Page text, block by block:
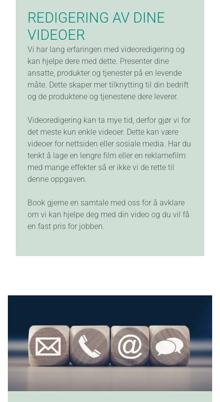
OM OSS
KONTAKT OSS
REDIGERING AV DINE
VIDEOER
Vi har lang erfaringen med videoredigering og
kan hjelpe dere med dette. Presenter dine
ansatte, produkter og tjenester på en levende
måte. Dette skaper mer tilknytting til din bedrift
og de produktene og tjenestene dere leverer.
Videoredigering kan ta mye tid, derfor gjør vi for
det meste kun enkle videoer. Dette kan være
videoer for nettsiden eller sosiale media. Har du
tenkt å lage en lengre film eller en reklamefilm
med mange effekter så er ikke vi de rette til
denne oppgaven.
Book gjerne en samtale med oss for å avklare
om vi kan hjelpe deg med din video og du vil få
en fast pris for jobben.